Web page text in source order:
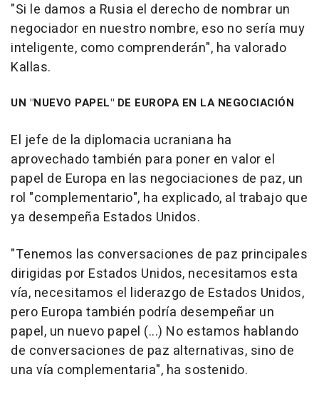
"Si le damos a Rusia el derecho de nombrar un
negociador en nuestro nombre, eso no sería muy
inteligente, como comprenderán", ha valorado
Kallas.
UN "NUEVO PAPEL" DE EUROPA EN LA NEGOCIACIÓN
El jefe de la diplomacia ucraniana ha
aprovechado también para poner en valor el
papel de Europa en las negociaciones de paz, un
rol "complementario", ha explicado, al trabajo que
ya desempeña Estados Unidos.
"Tenemos las conversaciones de paz principales
dirigidas por Estados Unidos, necesitamos esta
vía, necesitamos el liderazgo de Estados Unidos,
pero Europa también podría desempeñar un
papel, un nuevo papel (...) No estamos hablando
de conversaciones de paz alternativas, sino de
una vía complementaria", ha sostenido.